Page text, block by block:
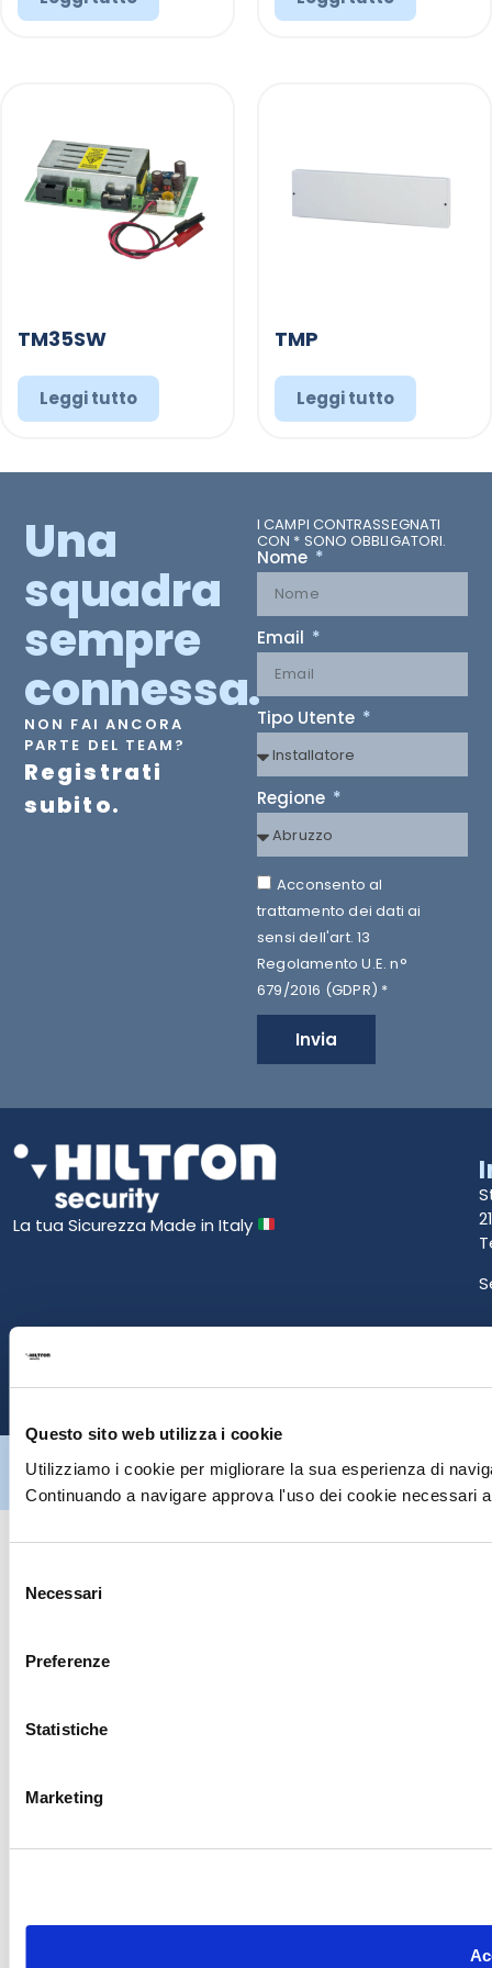
Questo sito web utilizza i cookie
Utilizziamo i cookie per migliorare la sua esperienza di
Continuando a navigare approva l'uso dei cookie necessari
delNecessari
Preferenze
Statistiche
Marketing
TM35SW
Leggi tutto
TMP
Leggi tutto
Una
squadra
sempre
connessa.
NON FAI ANCORA
PARTE DEL TEAM?
Registrati
subito.
I CAMPI CONTRASSEGNATI
CON * SONO OBBLIGATORI.
Nome
Email
Tipo Utente
Regione
Acconsento al
trattamento dei dati ai
sensi dell'art. 13
Regolamento U.E. n°
679/2016 (GDPR) *
Invia
La tua Sicurezza Made in Italy
IT07395971216| Design by avcommunication.it | Tutti i diritti sono
riservati